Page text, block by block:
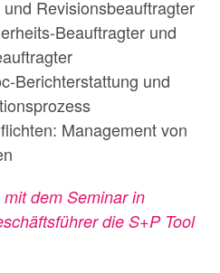
Revisionsbeauftragter
Beauftragter und
Berichterstattung und
Management von
dem Seminar in
die S+P Tool